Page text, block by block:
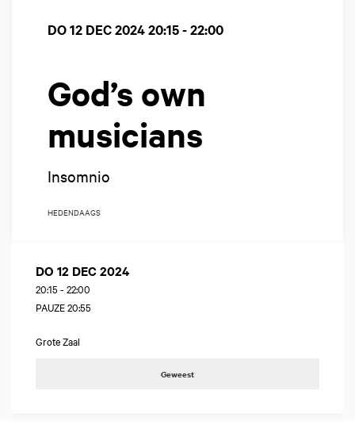
God’s own
musicians
Insomnio
DO 12 DEC 202420:15 - 22:00
HEDENDAAGS
DO 12 DEC 2024
20:15 - 22:00
PAUZE 20:55
Grote Zaal
Geweest